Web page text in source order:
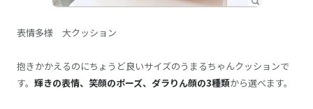
表情多様 大クッション
抱きかかえるのにちょうど良いサイズのうまるちゃんクッションで
す。 輝きの表情、笑顔のポーズ、ダラりん顔の3種類から選べます。